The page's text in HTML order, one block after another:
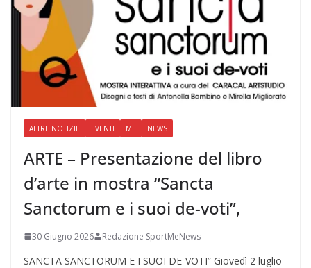
ALTRE NOTIZIE EVENTI ME NEWS
ARTE – Presentazione del libro
d’arte in mostra “Sancta
Sanctorum e i suoi de-voti”,
30 Giugno 2026 Redazione SportMeNews
SANCTA SANCTORUM E I SUOI DE-VOTI” Giovedì 2 luglio